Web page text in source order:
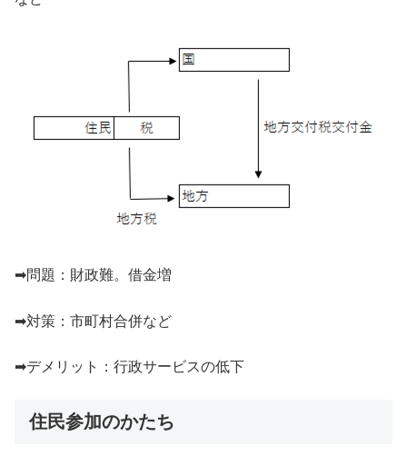
➡問題：財政難。借金増
➡対策：市町村合併など
➡デメリット：行政サービスの低下
住民参加のかたち